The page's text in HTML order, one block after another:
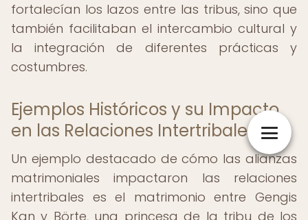
fortalecían los lazos entre las tribus, sino que
también facilitaban el intercambio cultural y
la integración de diferentes prácticas y
costumbres.
Ejemplos Históricos y su Impacto
en las Relaciones Intertribales
Un ejemplo destacado de cómo las alianzas
matrimoniales impactaron las relaciones
intertribales es el matrimonio entre Gengis
Kan y Börte, una princesa de la tribu de los